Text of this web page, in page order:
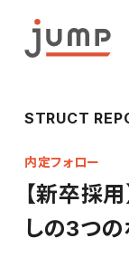
STRUCT
内定フォロー
【新卒採
しの3つの